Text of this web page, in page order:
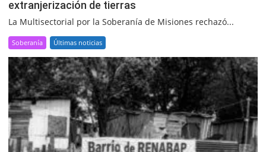
extranjerización de tierras
La Multisectorial por la Soberanía de Misiones rechazó...
Soberanía Últimas noticias